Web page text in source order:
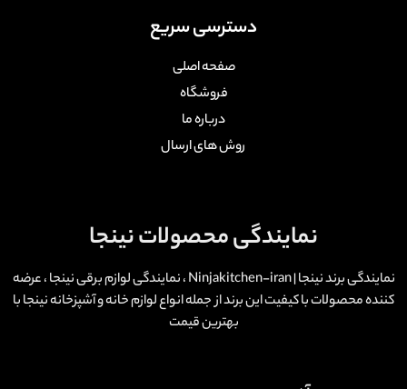
دسترسی سریع
صفحه اصلی
فروشگاه
درباره ما
روش های ارسال
نمایندگی محصولات نینجا
نمایندگی برند نینجا | Ninjakitchen-iran ، نمایندگی لوازم برقی نینجا ، عرضه
کننده محصولات با کیفیت این برند از جمله انواع لوازم خانه و آشپزخانه نینجا با
بهترین قیمت